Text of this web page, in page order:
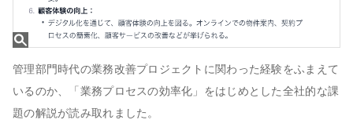
管理部門時代の業務改善プロジェクトに関わった経験をふまえて
いるのか、「業務プロセスの効率化」をはじめとした全社的な課
題の解説が読み取れました。